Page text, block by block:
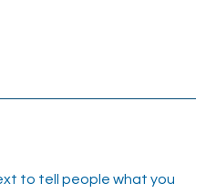
to tell people what you